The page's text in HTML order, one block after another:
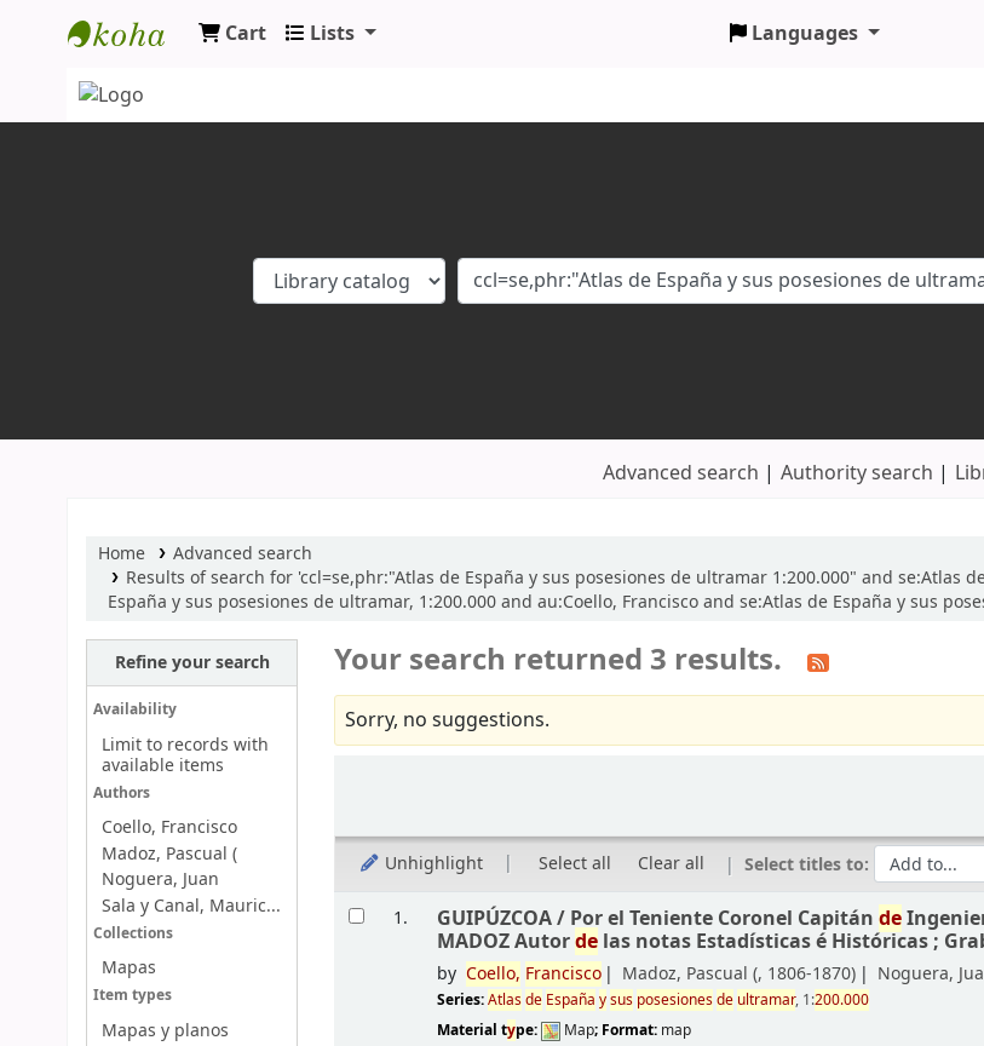
Koha online
Cart Lists Languages
Advanced search Authority search
Home
Advanced search
Results of search for 'ccl=se,phr:"Atlas de España y sus posesiones de ultramar 1:200.000" and se:Atlas
España y sus posesiones de ultramar, 1:200.000 and au:Coello, Francisco and se:Atlas de España y sus
Refine your search
Availability
Limit to records with
available items
Authors
Coello, Francisco
Madoz, Pascual (
Noguera, Juan
Sala y Canal, Mauric...
Collections
Mapas
Item types
Mapas y planos
Your search returned 3 results.
Sorry, no suggestions.
Unhighlight Select all Clear all Select titles to:
Results
1. GUIPÚZCOA / Por el Teniente Coronel Capitánde
MADOZ Autorde las notas Estadísticas é Históricas ;
by Coello, Francisco Madoz, Pascual (, 1806-1870) Noguera,
Series:Atlasde España ysus posesionesde ultramar, 1:200.000
Material type: Map; Format: map